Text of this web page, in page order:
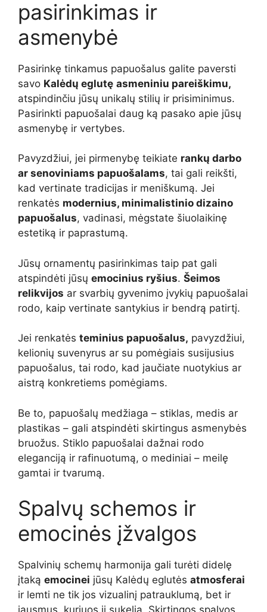
pasirinkimas ir
asmenybė
Pasirinkę tinkamus papuošalus galite paversti
savo Kalėdų eglutę asmeniniu pareiškimu,
atspindinčiu jūsų unikalų stilių ir prisiminimus.
Pasirinkti papuošalai daug ką pasako apie jūsų
asmenybę ir vertybes.
Pavyzdžiui, jei pirmenybę teikiate rankų darbo
ar senoviniams papuošalams, tai gali reikšti,
kad vertinate tradicijas ir meniškumą. Jei
renkatės modernius, minimalistinio dizaino
papuošalus, vadinasi, mėgstate šiuolaikinę
estetiką ir paprastumą.
Jūsų ornamentų pasirinkimas taip pat gali
atspindėti jūsų emocinius ryšius. Šeimos
relikvijos ar svarbių gyvenimo įvykių papuošalai
rodo, kaip vertinate santykius ir bendrą patirtį.
Jei renkatės teminius papuošalus, pavyzdžiui,
kelionių suvenyrus ar su pomėgiais susijusius
papuošalus, tai rodo, kad jaučiate nuotykius ar
aistrą konkretiems pomėgiams.
Be to, papuošalų medžiaga – stiklas, medis ar
plastikas – gali atspindėti skirtingus asmenybės
bruožus. Stiklo papuošalai dažnai rodo
eleganciją ir rafinuotumą, o mediniai – meilę
gamtai ir tvarumą.
Spalvų schemos ir
emocinės įžvalgos
Spalvinių schemų harmonija gali turėti didelę
įtaką emocinei jūsų Kalėdų eglutės atmosferai
ir lemti ne tik jos vizualinį patrauklumą, bet ir